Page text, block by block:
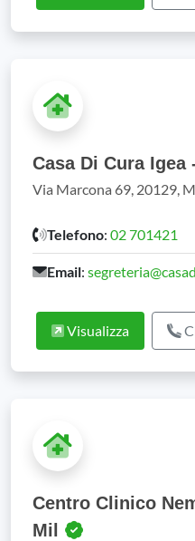
Casa Di Cura Igea
Via Marcona 69, 20129,
Telefono: 02 701421
Email:
Visualizza
Centro Clinico
Mil